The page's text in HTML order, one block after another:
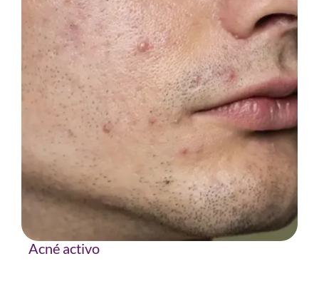
Acné activo